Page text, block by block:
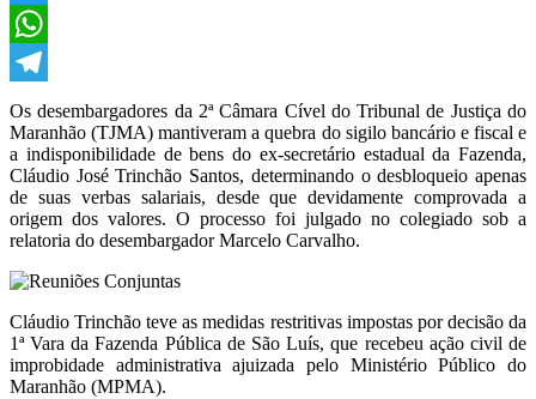
Twitter
WhatsApp
Telegram
Os desembargadores da 2ª Câmara Cível do Tribunal de Justiça do
Maranhão (TJMA) mantiveram a quebra do sigilo bancário e fiscal e
a indisponibilidade de bens do ex-secretário estadual da Fazenda,
Cláudio José Trinchão Santos, determinando o desbloqueio apenas
de suas verbas salariais, desde que devidamente comprovada a
origem dos valores. O processo foi julgado no colegiado sob a
relatoria do desembargador Marcelo Carvalho.
Cláudio Trinchão teve as medidas restritivas impostas por decisão da
1ª Vara da Fazenda Pública de São Luís, que recebeu ação civil de
improbidade administrativa ajuizada pelo Ministério Público do
Maranhão (MPMA).